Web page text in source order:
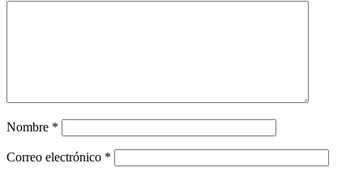
Nombre *
Correo electrónico *